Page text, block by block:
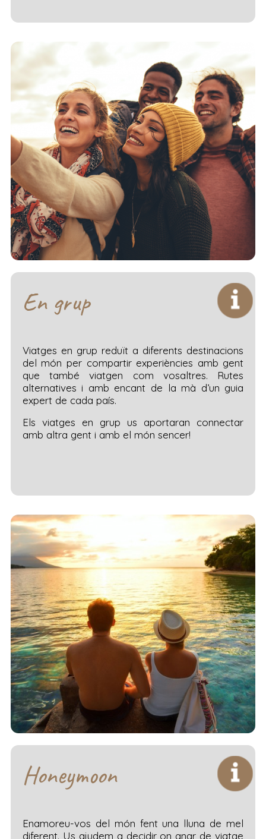
En grup
Viatges en grup reduït a diferents destinacions
del món per compartir experiències amb gent
que també viatgen com vosaltres. Rutes
alternatives i amb encant de la mà d’un guia
expert de cada país.
Els viatges en grup us aportaran connectar
amb altra gent i amb el món sencer!
Honeymoon
Enamoreu-vos del món fent una lluna de mel
diferent. Us ajudem a decidir on anar de viatge